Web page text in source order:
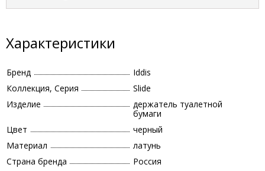
Характеристики
Бренд
Iddis
Коллекция, Серия
Slide
Изделие
держатель туалетной
бумаги
Цвет
черный
Материал
латунь
Страна бренда
Россия